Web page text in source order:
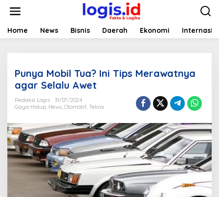
t
Home News Bisnis Daerah Ekonomi
Punya Mobil Tua? Ini Tips Merawatnya
agar Selalu Awet
Redaksi Logis
31/07/2024
Gaya Hidup, News, Otomotif, Tekno